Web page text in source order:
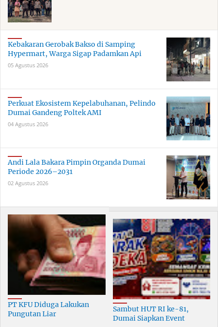
Kebakaran Gerobak Bakso di Samping
Hypermart, Warga Sigap Padamkan Api
05 Agustus 2026
Perkuat Ekosistem Kepelabuhanan, Pelindo
Dumai Gandeng Poltek AMI
04 Agustus 2026
Andi Lala Bakara Pimpin Organda Dumai
Periode 2026–2031
02 Agustus 2026
PT KFU Diduga Lakukan
Pungutan Liar
Sambut HUT RI ke-81,
Dumai Siapkan Event